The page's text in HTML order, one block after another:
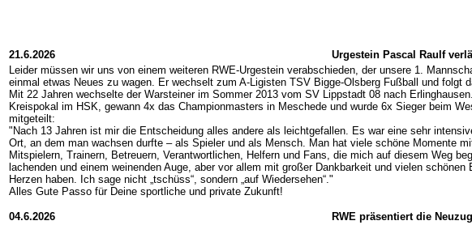
21.6.2026
Urgestein Pascal Raulf
Leider müssen wir uns von einem weiteren RWE-Urgestein verabschieden, der unsere 1.
einmal etwas Neues zu wagen. Er wechselt zum A-Ligisten TSV Bigge-Olsberg Fußball und folgt
Mit 22 Jahren wechselte der Warsteiner im Sommer 2013 vom SV Lippstadt 08 nach
Kreispokal im HSK, gewann 4x das Championmasters in Meschede und wurde 6x Sieger beim
mitgeteilt:
"Nach 13 Jahren ist mir die Entscheidung alles andere als leichtgefallen. Es war eine sehr
Ort, an dem man wachsen durfte – als Spieler und als Mensch. Man hat viele schöne Momente
Mitspielern, Trainern, Betreuern, Verantwortlichen, Helfern und Fans, die mich auf diesem Weg
lachenden und einem weinenden Auge, aber vor allem mit großer Dankbarkeit und vielen
Herzen haben. Ich sage nicht „tschüss“, sondern „auf Wiedersehen“."
Alles Gute Passo für Deine sportliche und private Zukunft!
04.6.2026
RWE präsentiert die